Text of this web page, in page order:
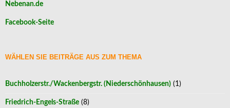
Nebenan.de
Facebook-Seite
WÄHLEN SIE BEITRÄGE AUS ZUM THEMA
Buchholzerstr./Wackenbergstr. (Niederschönhausen) (1)
Friedrich-Engels-Straße (8)